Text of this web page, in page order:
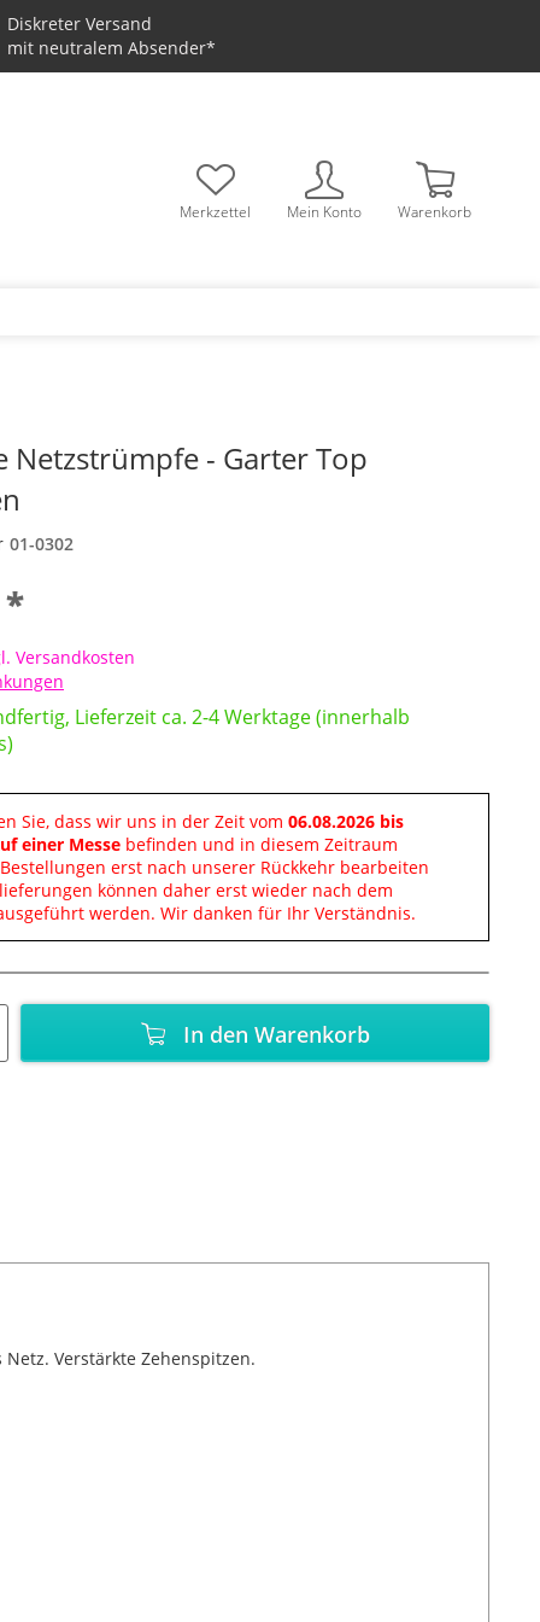
Diskreter Versand
mit neutralem Absender*
Merkzettel Mein Konto Warenkorb
Netzstrümpfe - Garter Top
01-0302
*
Versandkosten
Lieferzeit ca. 2-4 Werktage (innerhalb
Sie, dass wir uns in der Zeit vom 06.08.2026 bis
einer Messe befinden und in diesem Zeitraum
erst nach unserer Rückkehr bearbeiten
können daher erst wieder nach dem
werden. Wir danken für Ihr Verständnis.
In den Warenkorb
Verstärkte Zehenspitzen.